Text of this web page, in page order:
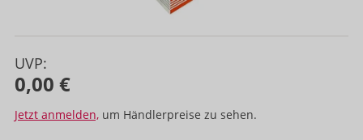
UVP:
0,00 €
Jetzt anmelden, um Händlerpreise zu sehen.